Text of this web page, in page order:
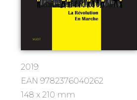
2019
EAN 9782376040262
148 x 210 mm